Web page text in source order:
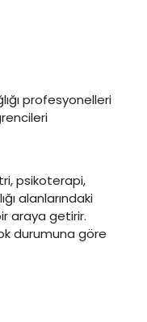
profesyonelleri
psikoterapi,
alanlarındaki
araya getirir.
durumuna göre